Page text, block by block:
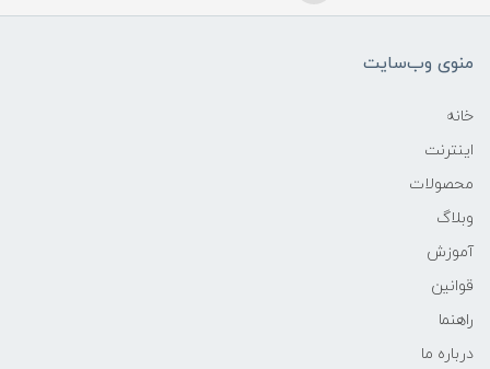
منوی وب‌سایت
خانه
اینترنت
محصولات
وبلاگ
آموزش
قوانین
راهنما
درباره ما